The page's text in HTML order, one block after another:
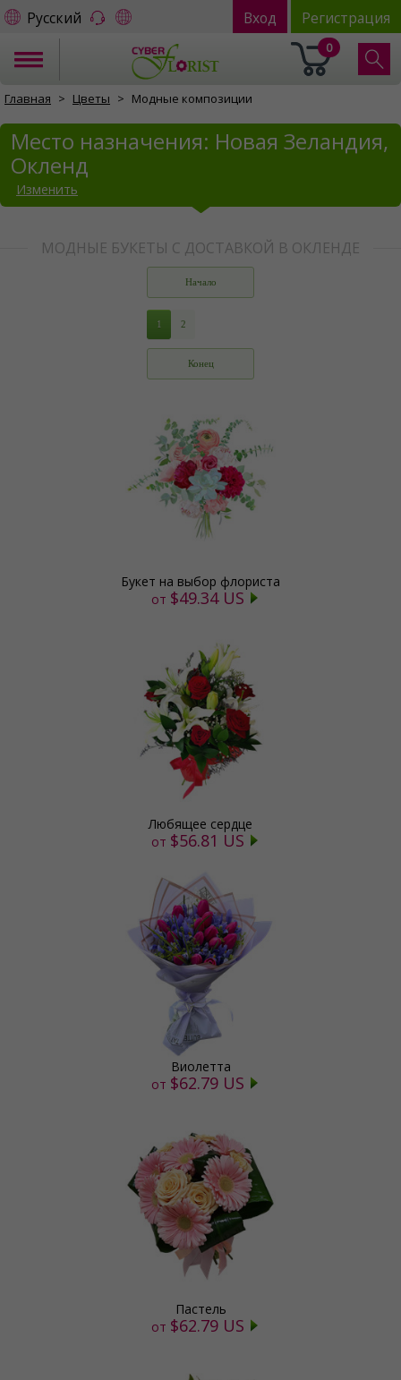
Русский Вход Регистрация
0
Главная Цветы Модные композиции
Место назначения: Новая Зеландия,
Окленд
Изменить
МОДНЫЕ БУКЕТЫ С ДОСТАВКОЙ В ОКЛЕНДЕ
Начало
1 2
Конец
Букет на выбор флориста
от $49.34 US
Любящее сердце
от $56.81 US
Виолетта
от $62.79 US
Пастель
от $62.79 US